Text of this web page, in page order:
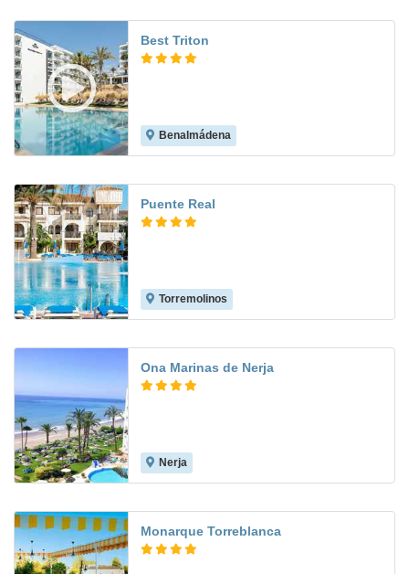
Best Triton
Benalmádena
Puente Real
Torremolinos
Ona Marinas de Nerja
Nerja
Monarque Torreblanca